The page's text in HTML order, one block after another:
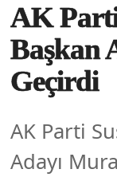
AK
Başkan
Geçirdi
AK Parti
Adayı